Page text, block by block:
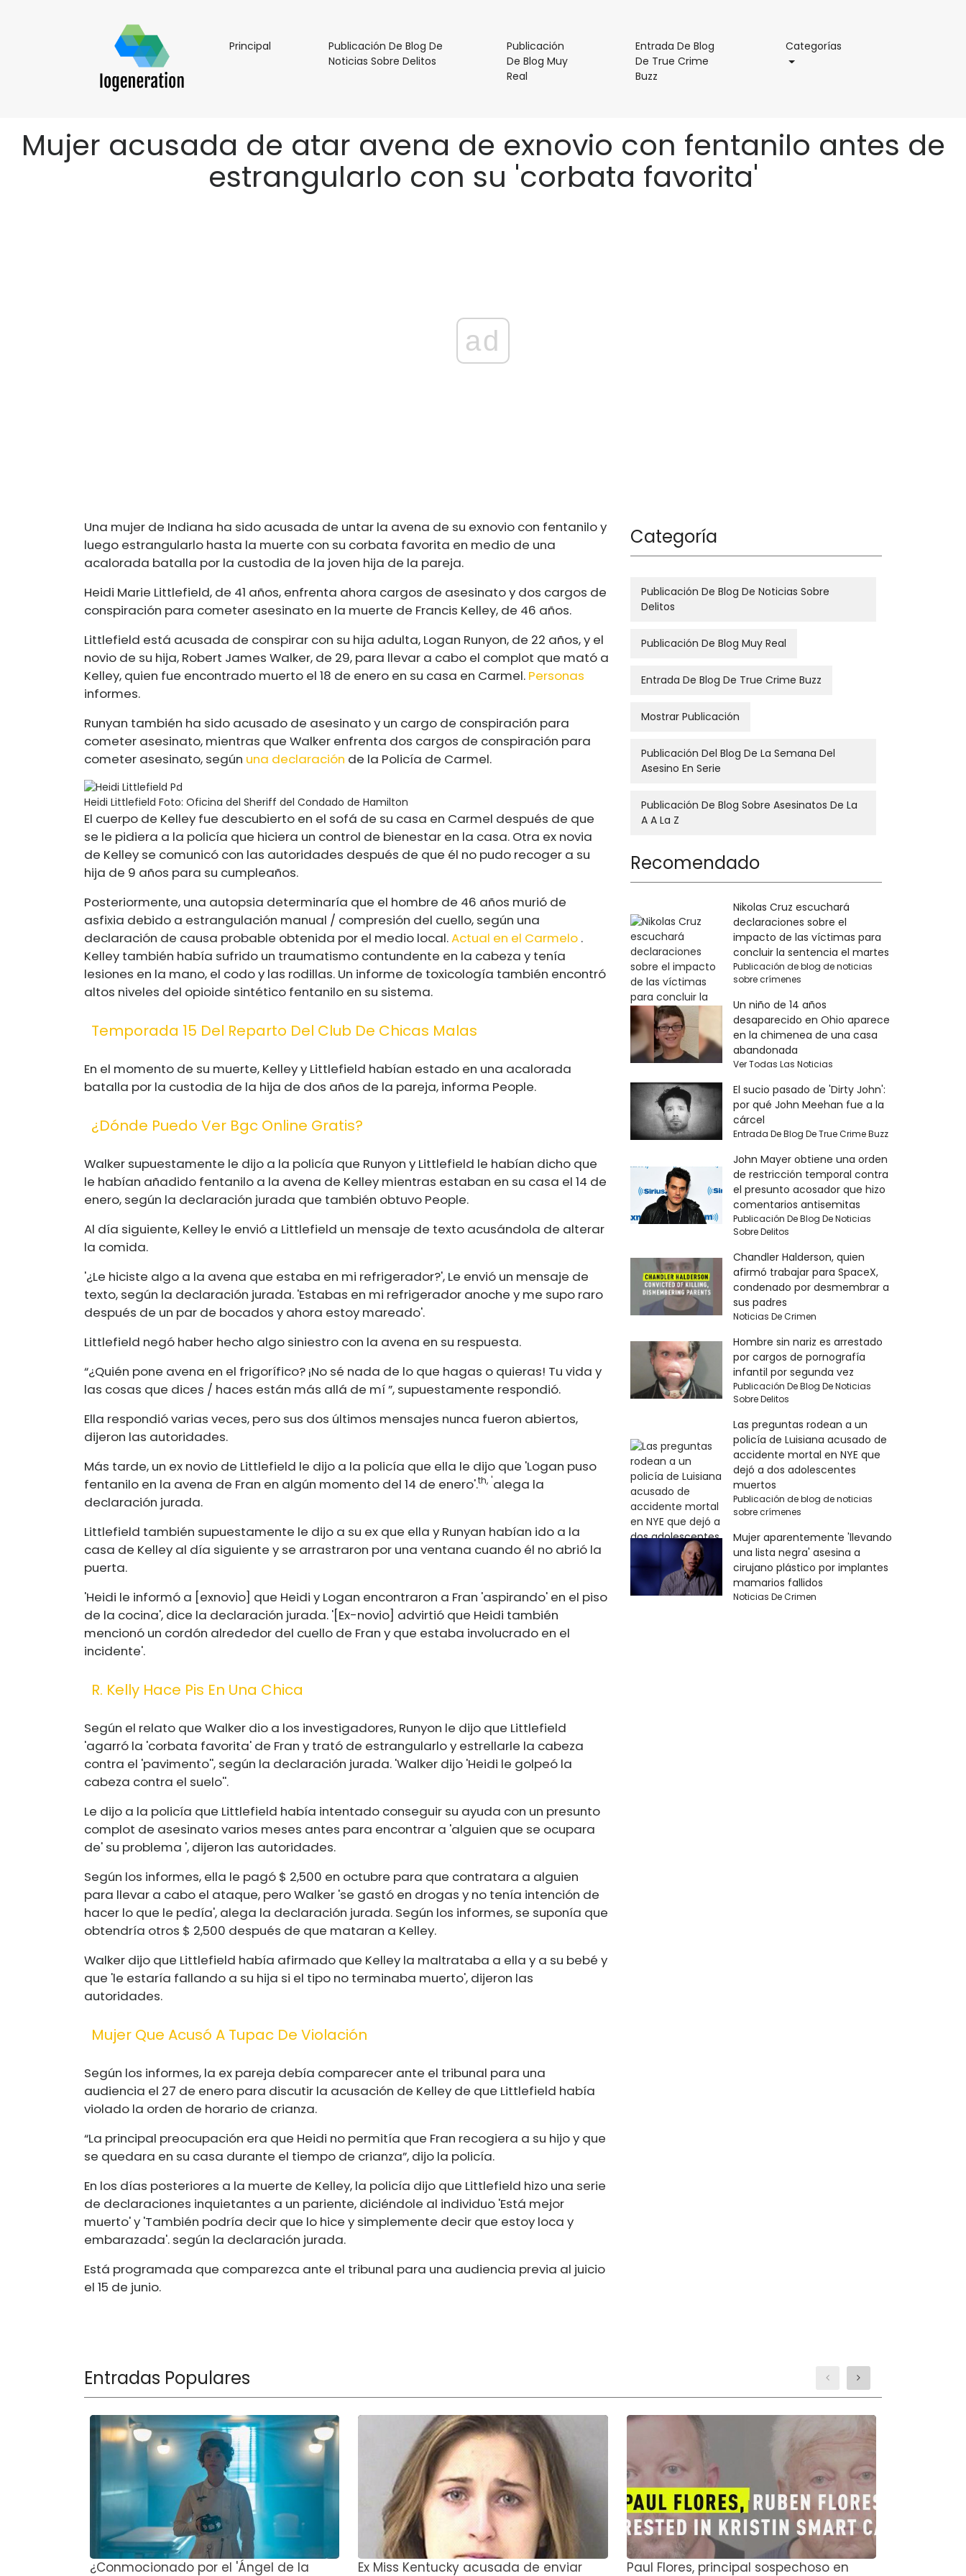
PrincipalPrincipal
Publicación De Blog De
Noticias Sobre DelitosPublicación
Delitos
Publicación
De Blog Muy
Real
Entrada De Blog
De True Crime
BuzzEntrada
Crime
Categorías
Mujer acusada de atar avena de exnovio con fentanilo antes de
estrangularlo con su 'corbata favorita'
ad
Una mujer de Indiana ha sido acusada de untar la avena de su exnovio con fentanilo y
luego estrangularlo hasta la muerte con su corbata favorita en medio de una
acalorada batalla por la custodia de la joven hija de la pareja.
Heidi Marie Littlefield, de 41 años, enfrenta ahora cargos de asesinato y dos cargos de
conspiración para cometer asesinato en la muerte de Francis Kelley, de 46 años.
Littlefield está acusada de conspirar con su hija adulta, Logan Runyon, de 22 años, y el
novio de su hija, Robert James Walker, de 29, para llevar a cabo el complot que mató a
Kelley, quien fue encontrado muerto el 18 de enero en su casa en Carmel. Personas
informes.
Runyan también ha sido acusado de asesinato y un cargo de conspiración para
cometer asesinato, mientras que Walker enfrenta dos cargos de conspiración para
cometer asesinato, según una declaración de la Policía de Carmel.
Heidi Littlefield Foto: Oficina del Sheriff del Condado de Hamilton
El cuerpo de Kelley fue descubierto en el sofá de su casa en Carmel después de que
se le pidiera a la policía que hiciera un control de bienestar en la casa. Otra ex novia
de Kelley se comunicó con las autoridades después de que él no pudo recoger a su
hija de 9 años para su cumpleaños.
Posteriormente, una autopsia determinaría que el hombre de 46 años murió de
asfixia debido a estrangulación manual / compresión del cuello, según una
declaración de causa probable obtenida por el medio local.Actual en el Carmelo .
Kelley también había sufrido un traumatismo contundente en la cabeza y tenía
lesiones en la mano, el codo y las rodillas. Un informe de toxicología también encontró
altos niveles del opioide sintético fentanilo en su sistema.
Temporada 15 Del Reparto Del Club De Chicas Malas
En el momento de su muerte, Kelley y Littlefield habían estado en una acalorada
batalla por la custodia de la hija de dos años de la pareja, informa People.
¿Dónde Puedo Ver Bgc Online Gratis?
Walker supuestamente le dijo a la policía que Runyon y Littlefield le habían dicho que
le habían añadido fentanilo a la avena de Kelley mientras estaban en su casa el 14 de
enero, según la declaración jurada que también obtuvo People.
Al día siguiente, Kelley le envió a Littlefield un mensaje de texto acusándola de alterar
la comida.
'¿Le hiciste algo a la avena que estaba en mi refrigerador?', Le envió un mensaje de
texto, según la declaración jurada. 'Estabas en mi refrigerador anoche y me supo raro
después de un par de bocados y ahora estoy mareado'.
Littlefield negó haber hecho algo siniestro con la avena en su respuesta.
“¿Quién pone avena en el frigorífico? ¡No sé nada de lo que hagas o quieras! Tu vida y
las cosas que dices / haces están más allá de mí ”, supuestamente respondió.
Ella respondió varias veces, pero sus dos últimos mensajes nunca fueron abiertos,
dijeron las autoridades.
Más tarde, un ex novio de Littlefield le dijo a la policía que ella le dijo que 'Logan puso
fentanilo en la avena de Fran en algún momento del 14 de enero'.th, 'alega la
declaración jurada.
Littlefield también supuestamente le dijo a su ex que ella y Runyan habían ido a la
casa de Kelley al día siguiente y se arrastraron por una ventana cuando él no abrió la
puerta.
'Heidi le informó a [exnovio] que Heidi y Logan encontraron a Fran 'aspirando' en el piso
de la cocina', dice la declaración jurada. '[Ex-novio] advirtió que Heidi también
mencionó un cordón alrededor del cuello de Fran y que estaba involucrado en el
incidente'.
R. Kelly Hace Pis En Una Chica
Según el relato que Walker dio a los investigadores, Runyon le dijo que Littlefield
'agarró la 'corbata favorita' de Fran y trató de estrangularlo y estrellarle la cabeza
contra el 'pavimento'', según la declaración jurada. 'Walker dijo 'Heidi le golpeó la
cabeza contra el suelo''.
Le dijo a la policía que Littlefield había intentado conseguir su ayuda con un presunto
complot de asesinato varios meses antes para encontrar a 'alguien que se ocupara
de' su problema ', dijeron las autoridades.
Según los informes, ella le pagó $ 2,500 en octubre para que contratara a alguien
para llevar a cabo el ataque, pero Walker 'se gastó en drogas y no tenía intención de
hacer lo que le pedía', alega la declaración jurada. Según los informes, se suponía que
obtendría otros $ 2,500 después de que mataran a Kelley.
Walker dijo que Littlefield había afirmado que Kelley la maltrataba a ella y a su bebé y
que 'le estaría fallando a su hija si el tipo no terminaba muerto', dijeron las
autoridades.
Mujer Que Acusó A Tupac De Violación
Según los informes, la ex pareja debía comparecer ante el tribunal para una
audiencia el 27 de enero para discutir la acusación de Kelley de que Littlefield había
violado la orden de horario de crianza.
“La principal preocupación era que Heidi no permitía que Fran recogiera a su hijo y que
se quedara en su casa durante el tiempo de crianza”, dijo la policía.
En los días posteriores a la muerte de Kelley, la policía dijo que Littlefield hizo una serie
de declaraciones inquietantes a un pariente, diciéndole al individuo 'Está mejor
muerto' y 'También podría decir que lo hice y simplemente decir que estoy loca y
embarazada'. según la declaración jurada.
Está programada que comparezca ante el tribunal para una audiencia previa al juicio
el 15 de junio.
Categoría
Publicación De Blog De Noticias Sobre
Delitos
Publicación De Blog Muy Real
Entrada De Blog De True Crime Buzz
Mostrar Publicación
Publicación Del Blog De La Semana Del
Asesino En Serie
Publicación De Blog Sobre Asesinatos De La
A A La Z
Recomendado
Nikolas Cruz escuchará
declaraciones sobre el
impacto de las víctimas para
concluir la sentencia el martes
Publicación de blog de noticias
sobre crímenes
Un niño de 14 años
desaparecido en Ohio aparece
en la chimenea de una casa
abandonada
Ver Todas Las Noticias
El sucio pasado de 'Dirty John':
por qué John Meehan fue a la
cárcel
Entrada De Blog De True Crime Buzz
John Mayer obtiene una orden
de restricción temporal contra
el presunto acosador que hizo
comentarios antisemitas
Publicación De Blog De Noticias
Sobre Delitos
Chandler Halderson, quien
afirmó trabajar para SpaceX,
condenado por desmembrar a
sus padres
Noticias De Crimen
Hombre sin nariz es arrestado
por cargos de pornografía
infantil por segunda vez
Publicación De Blog De Noticias
Sobre Delitos
Las preguntas rodean a un
policía de Luisiana acusado de
accidente mortal en NYE que
dejó a dos adolescentes
muertos
Publicación de blog de noticias
sobre crímenes
Mujer aparentemente 'llevando
una lista negra' asesina a
cirujano plástico por implantes
mamarios fallidos
Noticias De Crimen
Entradas Populares
¿Conmocionado por el 'Ángel de la Ex Miss Kentucky acusada de enviar Paul Flores, principal sospechoso en